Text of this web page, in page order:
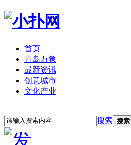
首页
青岛万象
最新资讯
创意城市
文化产业
搜索 搜索